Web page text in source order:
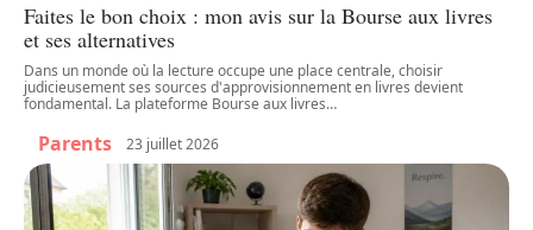
Faites le bon choix : mon avis sur la Bourse aux livres
et ses alternatives
Dans un monde où la lecture occupe une place centrale, choisir
judicieusement ses sources d'approvisionnement en livres devient
fondamental. La plateforme Bourse aux livres…
Parents 23 juillet 2026